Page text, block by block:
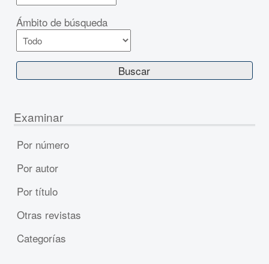
Ámbito de búsqueda
Examinar
Por número
Por autor
Por título
Otras revistas
Categorías